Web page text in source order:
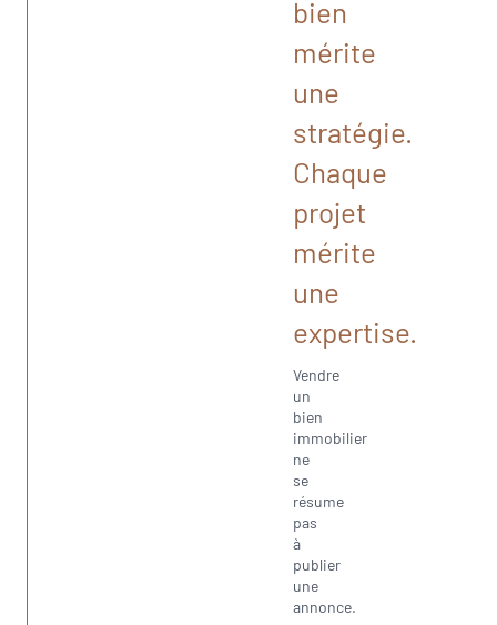
bien
mérite
une
stratégie.
Chaque
projet
mérite
une
expertise.
Vendre
un
bien
immobilier
ne
se
résume
pas
à
publier
une
annonce.